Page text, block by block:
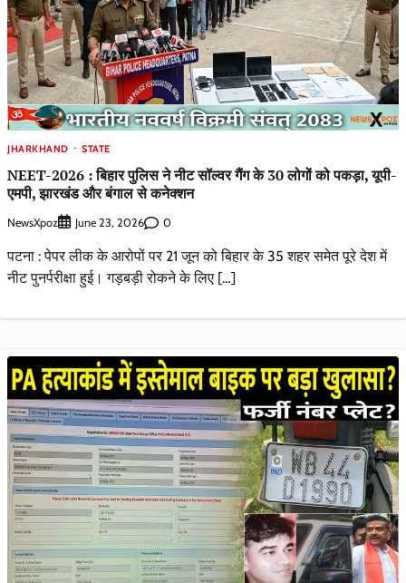
JHARKHAND STATE
NEET-2026 : बिहार पुलिस ने नीट सॉल्वर गैंग के 30 लोगों को पकड़ा, यूपी-
एमपी, झारखंड और बंगाल से कनेक्शन
NewsXpoz June 23, 2026 0
पटना : पेपर लीक के आरोपों पर 21 जून को बिहार के 35 शहर समेत पूरे देश में
नीट पुनर्परीक्षा हुई। गड़बड़ी रोकने के लिए […]